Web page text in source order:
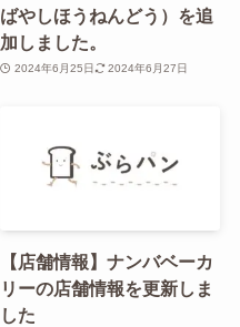
ばやしほうねんどう）を追
加しました。
2024年6月25日 2024年6月27日
【店舗情報】ナンバベーカ
リーの店舗情報を更新しま
した